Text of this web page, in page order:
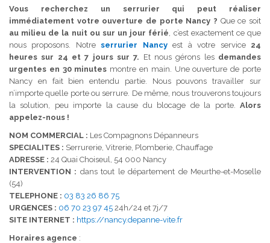
Vous recherchez un serrurier qui peut réaliser
immédiatement votre ouverture de porte Nancy ? Que ce soit
au milieu de la nuit ou sur un jour férié , c’est exactement ce que
nous proposons. Notreserrurier Nancy est à votre service 24
heures sur 24 et 7 jours sur 7. Et nous gérons les demandes
urgentes en 30 minutes montre en main. Une ouverture de porte
Nancy en fait bien entendu partie. Nous pouvons travailler sur
n’importe quelle porte ou serrure. De même, nous trouverons toujours
la solution, peu importe la cause du blocage de la porte. Alors
appelez-nous !
NOM COMMERCIAL : Les Compagnons Dépanneurs
SPECIALITES : Serrurerie, Vitrerie, Plomberie, Chauffage
ADRESSE : 24 Quai Choiseul, 54 000 Nancy
INTERVENTION : dans tout le département de Meurthe-et-Moselle
(54)
TELEPHONE : 03 83 26 86 75
URGENCES : 06 70 23 97 45 24h/24 et 7j/7
SITE INTERNET : https://nancy.depanne-vite.fr
Horaires agence :